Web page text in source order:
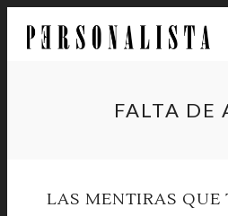
FALTA DE
LAS MENTIRAS QUE